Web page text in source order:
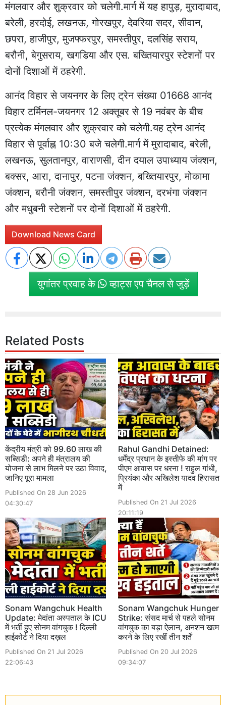
मंगलवार और शुक्रवार को चलेगी.मार्ग में यह हापुड़, मुरादाबाद,
बरेली, हरदोई, लखनऊ, गोरखपुर, देवरिया सदर, सीवान,
छपरा, हाजीपुर, मुजफ्फरपुर, समस्तीपुर, दलसिंह सराय,
बरौनी, बेगुसराय, खगडिया और एस. बख्तियारपुर स्टेशनों पर
दोनों दिशाओं में ठहरेगी.
आनंद विहार से जयनगर के लिए ट्रेन संख्या 01668 आनंद
विहार टर्मिनल-जयनगर 12 अक्तूबर से 19 नवंबर के बीच
प्रत्येक मंगलवार और शुक्रवार को चलेगी.यह ट्रेन आनंद
विहार से पूर्वाह्न 10:30 बजे चलेगी.मार्ग में मुरादाबाद, बरेली,
लखनऊ, सुलतानपुर, वाराणसी, दीन दयाल उपाध्याय जंक्शन,
बक्सर, आरा, दानापुर, पटना जंक्शन, बख्तियारपुर, मोकामा
जंक्शन, बरौनी जंक्शन, समस्तीपुर जंक्शन, दरभंगा जंक्शन
और मधुबनी स्टेशनों पर दोनों दिशाओं में ठहरेगी.
Download News Card
युगांतर प्रवाह के व्हाट्स एप चैनल से जुड़ें
Related Posts
केंद्रीय मंत्री को 99.60 लाख की
सब्सिडी: अपने ही मंत्रालय की
योजना से लाभ मिलने पर उठा विवाद,
जानिए पूरा मामला
Published On 28 Jun 2026
04:30:47
Rahul Gandhi Detained:
धर्मेंद्र प्रधान के इस्तीफे की मांग पर
पीएम आवास पर धरना ! राहुल गांधी,
प्रियंका और अखिलेश यादव हिरासत
में
Published On 21 Jul 2026
20:11:19
Sonam Wangchuk Health
Update: मेदांता अस्पताल के ICU
में भर्ती हुए सोनम वांगचुक ! दिल्ली
हाईकोर्ट ने दिया दख़ल
Published On 21 Jul 2026
22:06:43
Sonam Wangchuk Hunger
Strike: संसद मार्च से पहले सोनम
वांगचुक का बड़ा ऐलान, अनशन खत्म
करने के लिए रखीं तीन शर्तें
Published On 20 Jul 2026
09:34:07